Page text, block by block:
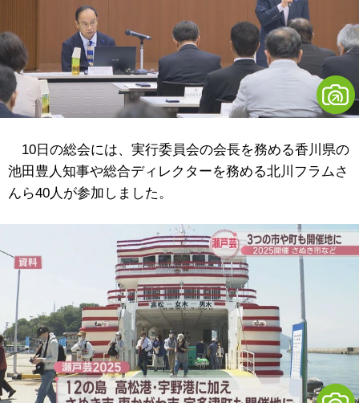
10日の総会には、実行委員会の会長を務める香川県の
池田豊人知事や総合ディレクターを務める北川フラムさ
んら40人が参加しました。